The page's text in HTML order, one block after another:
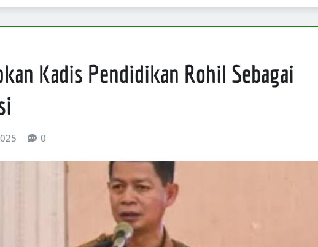
Kadis Pendidikan Rohil Sebagai
0